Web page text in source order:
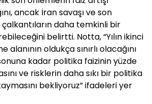
ancak İran savaşı ve son
daha temkinli bir
belirtti. Notta, “Yılın ikinci
alanının oldukça sınırlı olacağını
kadar politika faizinin yüzde
ve risklerin daha sıkı bir politika
bekliyoruz” ifadeleri yer